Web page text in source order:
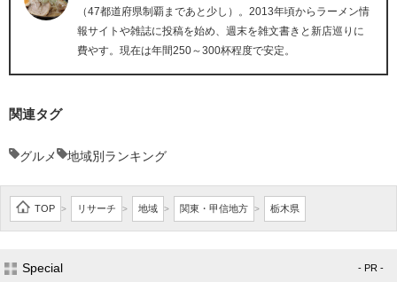
（47都道府県制覇まであと少し）。2013年頃からラーメン情
報サイトや雑誌に投稿を始め、週末を雑文書きと新店巡りに
費やす。現在は年間250～300杯程度で安定。
関連タグ
グルメ 地域別ランキング
TOP > リサーチ > 地域 > 関東・甲信地方 > 栃木県
Special - PR -